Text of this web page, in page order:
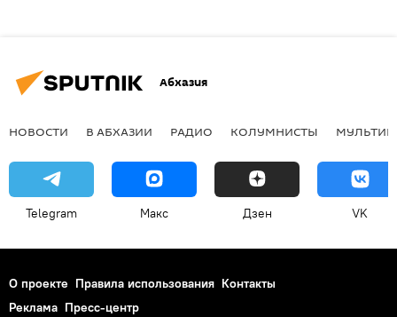
Абхазия
НОВОСТИ В АБХАЗИИ РАДИО КОЛУМНИСТЫ
Telegram Макс Дзен VK
О проекте Правила использования Контакты
Реклама Пресс-центр